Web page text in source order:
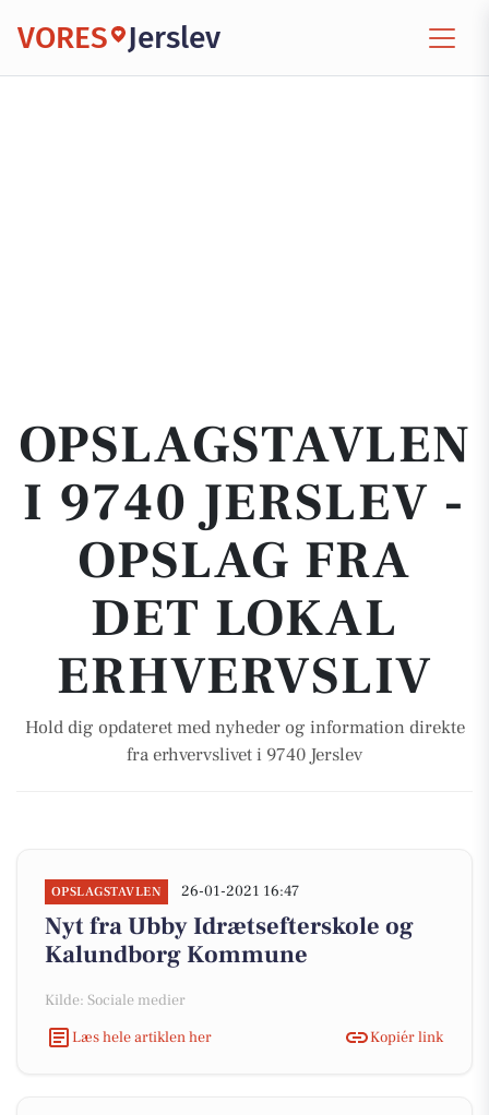
VORES Jerslev
OPSLAGSTAVLEN
I 9740 JERSLEV -
OPSLAG FRA
DET LOKAL
ERHVERVSLIV
Hold dig opdateret med nyheder og information direkte
fra erhvervslivet i 9740 Jerslev
OPSLAGSTAVLEN 26-01-2021 16:47
Nyt fra Ubby Idrætsefterskole og
Kalundborg Kommune
Kilde: Sociale medier
Læs hele artiklen her
Kopiér link